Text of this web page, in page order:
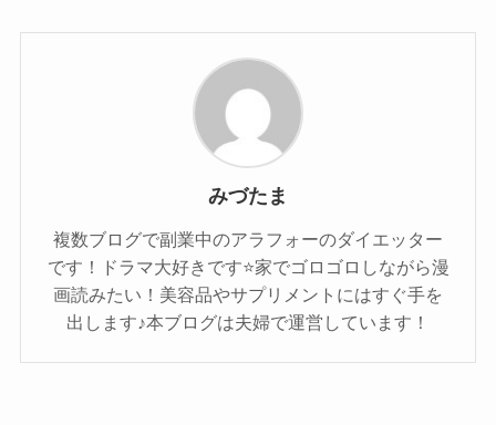
みづたま
複数ブログで副業中のアラフォーのダイエッター
です！ドラマ大好きです⭐家でゴロゴロしながら漫
画読みたい！美容品やサプリメントにはすぐ手を
出します♪本ブログは夫婦で運営しています！